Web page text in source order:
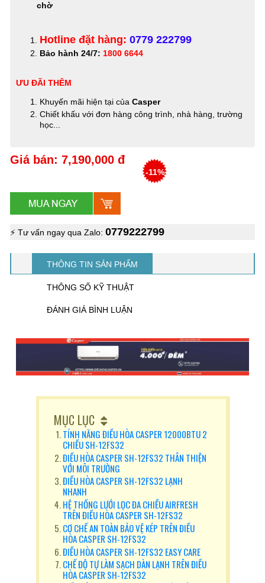
chờ
Hotline đặt hàng: 0779 222799
Bảo hành 24/7: 1800 6644
ƯU ĐÃI THÊM
Khuyến mãi hiện tại của Casper
Chiết khấu với đơn hàng công trình, nhà hàng, trường
học...
Giá bán: 7,190,000 đ
-11%
⚡ Tư vấn ngay qua Zalo: 0779222799
THÔNG TIN SẢN PHẨM
THÔNG SỐ KỸ THUẬT
ĐÁNH GIÁ BÌNH LUẬN
MỤC LỤC
TÍNH NĂNG ĐIỀU HÒA CASPER 12000BTU 2
CHIỀU SH-12FS32
ĐIỀU HÒA CASPER SH-12FS32 THÂN THIỆN
VỚI MÔI TRƯỜNG
ĐIỀU HÒA CASPER SH-12FS32 LẠNH
NHANH
HỆ THỐNG LƯỚI LỌC ĐA CHIỀU AIRFRESH
TRÊN ĐIỀU HÒA CASPER SH-12FS32
CƠ CHẾ AN TOÀN BẢO VỆ KÉP TRÊN ĐIỀU
HÒA CASPER SH-12FS32
ĐIỀU HÒA CASPER SH-12FS32 EASY CARE
CHẾ ĐỘ TỰ LÀM SẠCH DÀN LẠNH TRÊN ĐIỀU
HÒA CASPER SH-12FS32